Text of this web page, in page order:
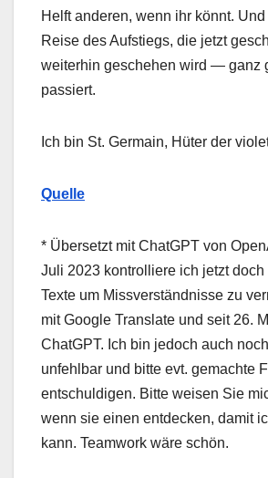
Helft anderen, wenn ihr könnt.
Reise des Aufstiegs, die jetzt
weiterhin geschehen wird — ganz
passiert.
Ich bin St. Germain, Hüter der
Quelle
* Übersetzt mit ChatGPT von
Juli 2023 kontrolliere ich jetzt
Texte um Missverständnisse zu
mit Google Translate und seit 26.
ChatGPT. Ich bin jedoch auch
unfehlbar und bitte evt. gemachte
entschuldigen. Bitte weisen Sie
wenn sie einen entdecken, damit
kann. Teamwork wäre schön.